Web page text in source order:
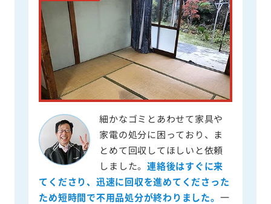
細かなゴミとあわせて家具や
家電の処分に困っており、ま
とめて回収してほしいと依頼
しました。連絡後はすぐに来
てくださり、迅速に回収を進めてくださった
ため短時間で不用品処分が終わりました。 一